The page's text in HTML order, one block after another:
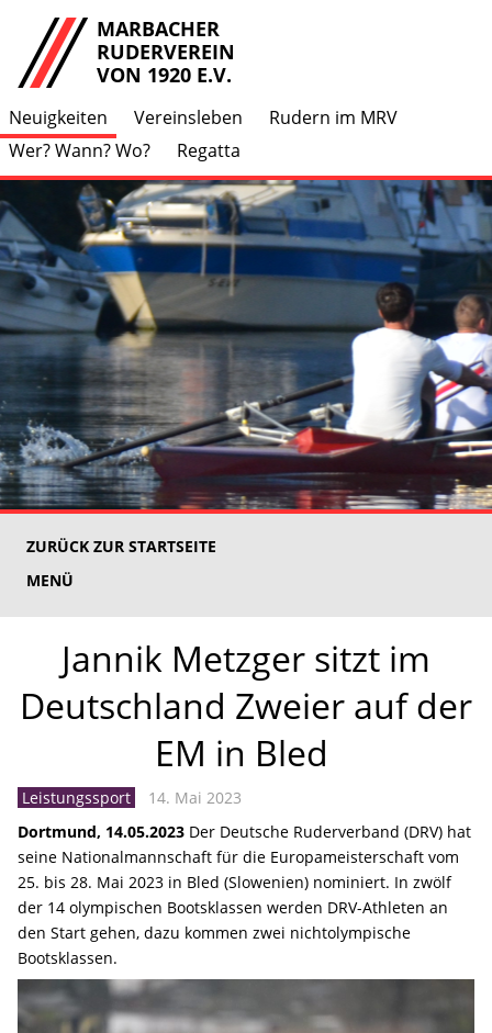
MARBACHER
RUDERVEREIN
VON 1920 E.V.
Neuigkeiten Vereinsleben
Rudern im MRV
Wer? Wann? Wo?
Regatta
ZURÜCK ZUR STARTSEITE
MENÜ
Jannik Metzger sitzt im
Deutschland Zweier auf der
EM in Bled
Leistungssport
14. Mai 2023
Dortmund, 14.05.2023 Der Deutsche Ruderverband (DRV) hat
seine Nationalmannschaft für die Europameisterschaft vom
25. bis 28. Mai 2023 in Bled (Slowenien) nominiert. In zwölf
der 14 olympischen Bootsklassen werden DRV-Athleten an
den Start gehen, dazu kommen zwei nichtolympische
Bootsklassen.